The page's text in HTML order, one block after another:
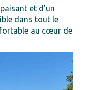
et d’un
dans tout le
au cœur de